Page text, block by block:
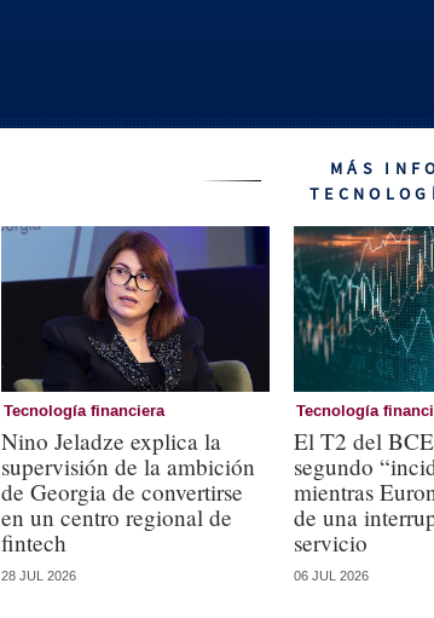
MÁS
Tecnología financiera
Nino Jeladze explica la
supervisión de la ambición
de Georgia de convertirse
en un centro regional de
fintech
28 JUL 2026
Tecnología
El T2 del
segundo
mientras
de una
servicio
06 JUL 2026